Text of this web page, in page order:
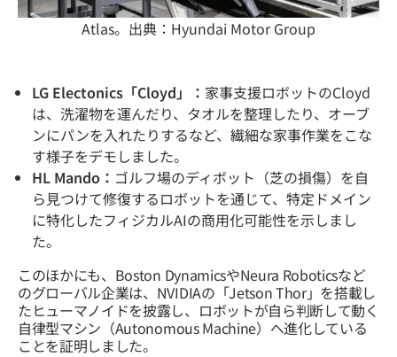
Atlas。出典：Hyundai Motor Group
LG Electonics「Cloyd」： 家事支援ロボットのCloyd
は、洗濯物を運んだり、タオルを整理したり、オーブ
ンにパンを入れたりするなど、繊細な家事作業をこな
す様子をデモしました。
HL Mando： ゴルフ場のディボット（芝の損傷）を自
ら見つけて修復するロボットを通じて、特定ドメイン
に特化したフィジカルAIの商用化可能性を示しまし
た。
このほかにも、Boston DynamicsやNeura Roboticsなど
のグローバル企業は、NVIDIAの「Jetson Thor」を搭載し
たヒューマノイドを披露し、ロボットが自ら判断して動く
自律型マシン（Autonomous Machine）へ進化している
ことを証明しました。